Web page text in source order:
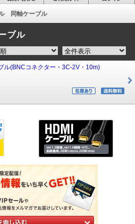
同軸ケーブル
ブル
ル(BNCコネクター・3C-2V・10m)